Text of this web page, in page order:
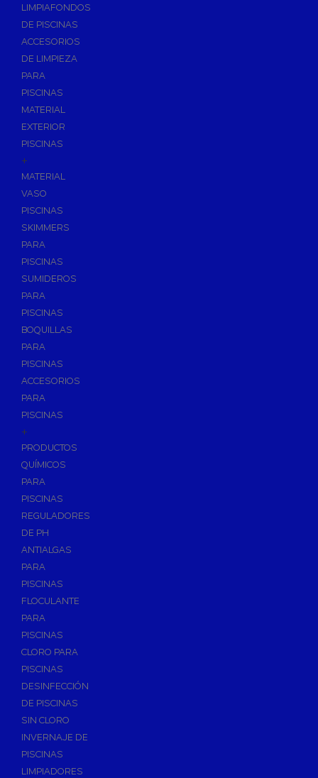
LIMPIAFONDOS
DE PISCINAS
ACCESORIOS
DE LIMPIEZA
PARA
PISCINAS
MATERIAL
EXTERIOR
PISCINAS
+
MATERIAL
VASO
PISCINAS
SKIMMERS
PARA
PISCINAS
SUMIDEROS
PARA
PISCINAS
BOQUILLAS
PARA
PISCINAS
ACCESORIOS
PARA
PISCINAS
+
PRODUCTOS
QUÍMICOS
PARA
PISCINAS
REGULADORES
DE PH
ANTIALGAS
PARA
PISCINAS
FLOCULANTE
PARA
PISCINAS
CLORO PARA
PISCINAS
DESINFECCIÓN
DE PISCINAS
SIN CLORO
INVERNAJE DE
PISCINAS
LIMPIADORES